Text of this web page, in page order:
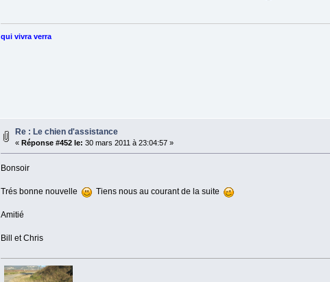
qui vivra verra
Re : Le chien d'assistance
« Réponse #452 le: 30 mars 2011 à 23:04:57 »
Bonsoir
Trés bonne nouvelle Tiens nous au courant de la suite
Amitié
Bill et Chris